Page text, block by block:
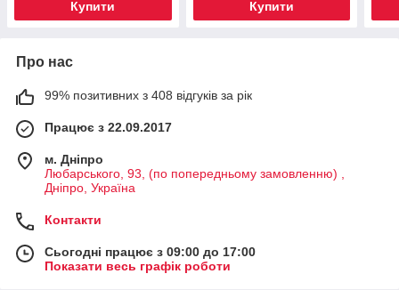
Купити Купити
Про нас
99% позитивних з 408 відгуків за рік
Працює з 22.09.2017
м. Дніпро
Любарського, 93, (по попередньому замовленню) ,
Дніпро, Україна
Контакти
Сьогодні працює з 09:00 до 17:00
Показати весь графік роботи